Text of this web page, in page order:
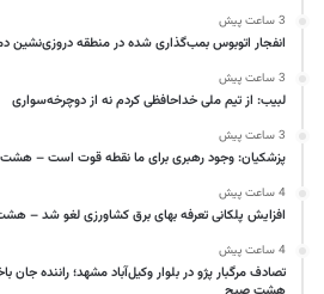
3 ساعت پیش
انفجار اتوبوس بمب‌گذاری شده در منطقه دروزی‌نشین
3 ساعت پیش
لبیب: از تیم ملی خداحافظی کردم نه از دوچرخه‌سواری
3 ساعت پیش
پزشکیان: وجود رهبری برای ما نقطه قوت است –
4 ساعت پیش
افزایش پلکانی تعرفه بهای برق کشاورزی لغو شد –
4 ساعت پیش
تصادف مرگبار پژو در بلوار وکیل‌آباد مشهد؛ راننده جان